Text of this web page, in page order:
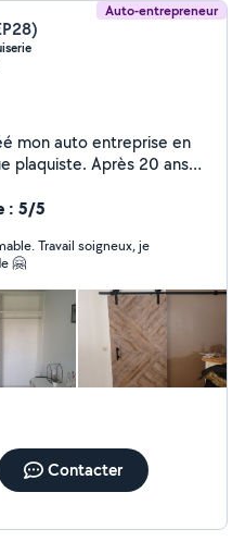
Auto-entrepreneur
mon auto entreprise en
plaquiste. Après 20 ans
: 5/5
Travail soigneux, je
🤗
Contacter